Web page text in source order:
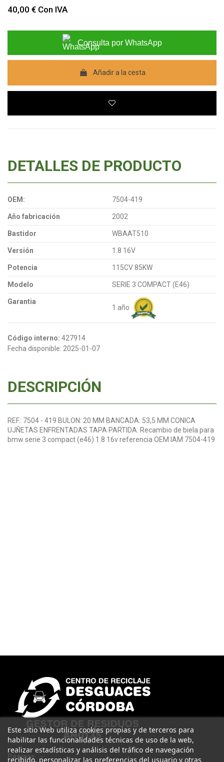
40,00 € Con IVA
Consulta por WhatsApp
Añadir a la cesta
DETALLES DE PRODUCTO
OEM: 7504-419
Año fabricación 2002
Bastidor WBAAT510
Versión 1.8 16V
Potencia 115CV 85KW
Modelo SERIE 3 COMPACT (E46)
Garantia
1 año
Código interno: 427914
Fecha disponible: 2025-01-07
DESCRIPCIÓN
REF.: 7504 - 419 BULON: 20 MM BANCADA: 53,5 MM CONICA
UJÑETAS ENFRENTADAS TAPA PARTIDA. Recambio de biela para
bmw serie 3 compact (e46) 1.8 16v referencia OEM IAM 7504-419
Páginas
Este sitio Web utiliza cookies propias y de terceros para
habilitar las funcionalidades técnicas de uso de la web,
realizar estadísticas y análisis del tráfico de navegación
recibido, personalizar las preferencias del usuario y otras